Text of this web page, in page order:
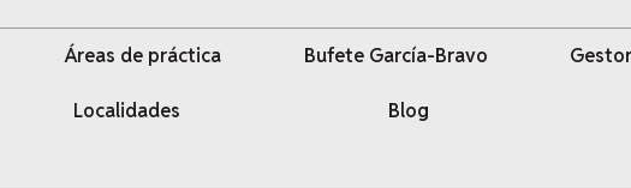
Áreas de práctica Bufete García-Bravo
Localidades Blog